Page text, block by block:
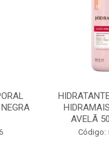
AVELÃ
Código: